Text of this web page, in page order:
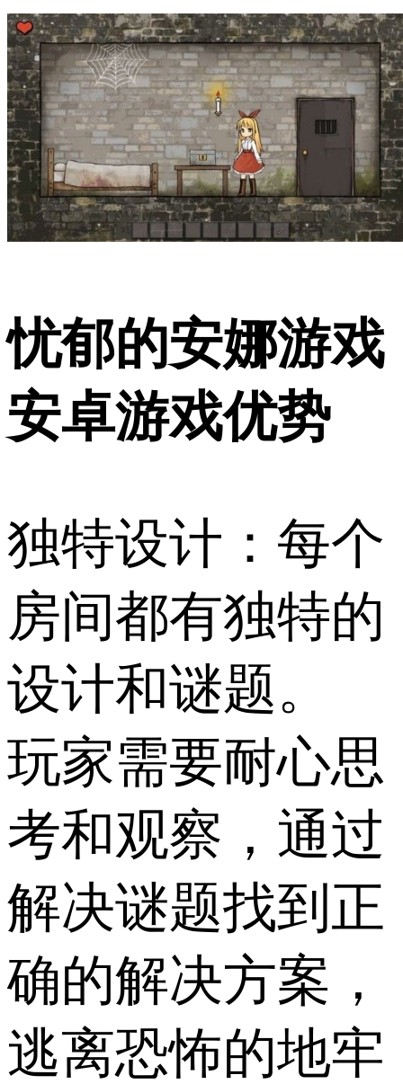
忧郁的安娜游戏
安卓游戏优势
独特设计：每个
房间都有独特的
设计和谜题。
玩家需要耐心思
考和观察，通过
解决谜题找到正
确的解决方案，
逃离恐怖的地牢